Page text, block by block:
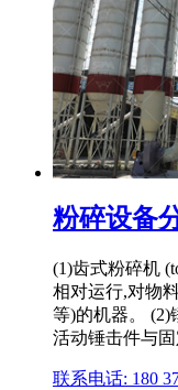
粉碎设备
(1)齿式粉碎机
相对运行,对物
等)的机器。 (2)
活动锤击件与
联系电话: 180